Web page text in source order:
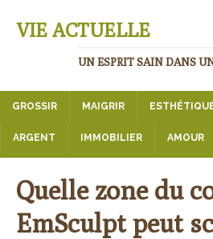
VIE ACTUELLE
UN ESPRIT SAIN DANS
GROSSIR MAIGRIR
ARGENT IMMOBILIER AMOUR
Quelle zone du
EmSculpt peut